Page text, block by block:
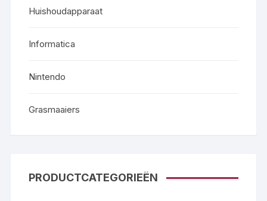
Huishoudapparaat
Informatica
Nintendo
Grasmaaiers
PRODUCTCATEGORIEËN